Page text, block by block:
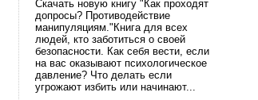
Скачать новую книгу "Как проходят
допросы? Противодействие
манипуляциям."Книга для всех
людей, кто заботиться о своей
безопасности. Как себя вести, если
на вас оказывают психологическое
давление? Что делать если
угрожают избить или начинают...